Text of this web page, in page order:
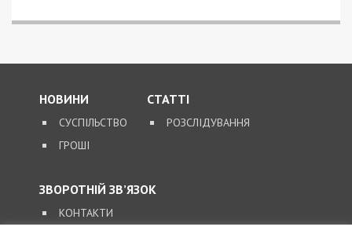
НОВИНИ
СУСПІЛЬСТВО
ГРОШІ
СТАТТІ
РОЗСЛІДУВАННЯ
ЗВОРОТНІЙ ЗВ’ЯЗОК
КОНТАКТИ